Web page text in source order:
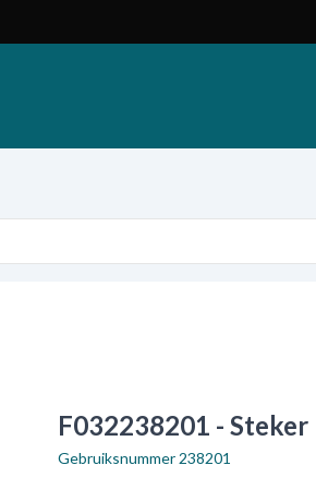
F032238201 - Steker
Gebruiksnummer 238201